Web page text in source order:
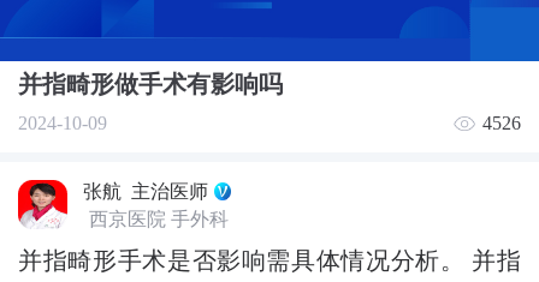
并指畸形做手术有影响吗
2024-10-09 4526
张航 主治医师
西京医院 手外科
并指畸形手术是否影响需具体情况分析。 并指